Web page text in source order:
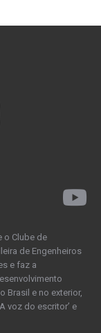
o Clube de
de Engenheiros
e faz a
Brasil e no exterior,
voz do escritor’ e